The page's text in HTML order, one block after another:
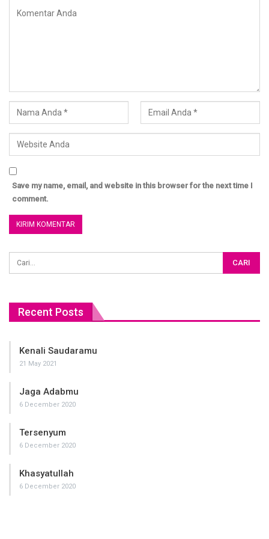
inginkan dari dunia, walau itu hanya sedikit dan sudah
tercampur dengan segala keluh kesah.
Namun jika dia mati, maka akan mendapatkan
dan kecelakaan yang kekal.
( Syarh Muslim Lin Nawawi )
Wallahu A’lam Bishowab
Artikel: http://almisk.or.id
____
Save my name, email, and website in this browser for the next time I
comment.
Recent Posts
Kenali Saudaramu
21 May 2021
Jaga Adabmu
6 December 2020
Tersenyum
6 December 2020
Khasyatullah
6 December 2020